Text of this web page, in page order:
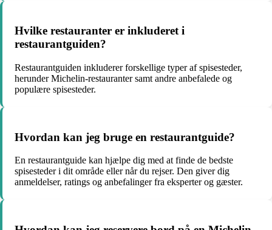
Hvilke restauranter er inkluderet i
restaurantguiden?
Restaurantguiden inkluderer forskellige typer af spisesteder,
herunder Michelin-restauranter samt andre anbefalede og
populære spisesteder.
Hvordan kan jeg bruge en restaurantguide?
En restaurantguide kan hjælpe dig med at finde de bedste
spisesteder i dit område eller når du rejser. Den giver dig
anmeldelser, ratings og anbefalinger fra eksperter og gæster.